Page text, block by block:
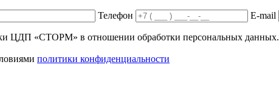
Телефон E-mail
ЦДП «СТОРМ» в отношении обработки персональных данных.
политики конфиденциальности